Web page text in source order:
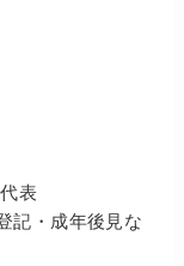
表
記・成年後見な